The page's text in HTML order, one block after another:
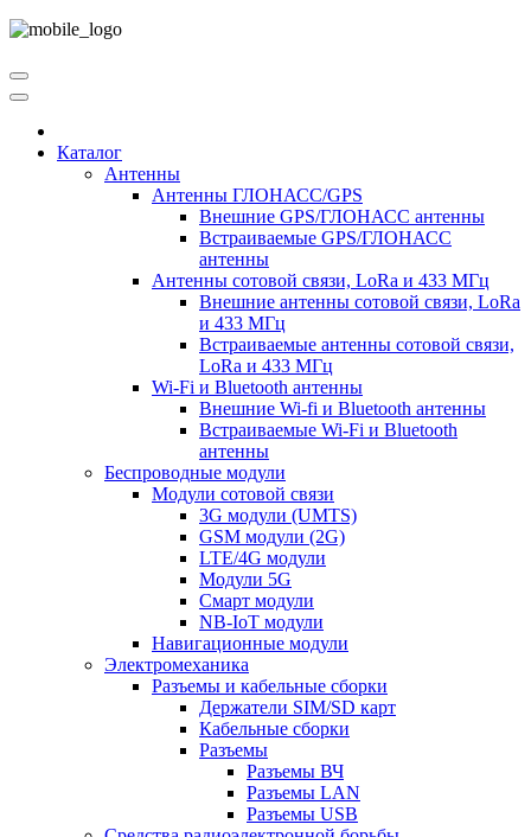
Каталог
Антенны
Антенны ГЛОНАСС/GPS
Внешние GPS/ГЛОНАСС антенны
Встраиваемые GPS/ГЛОНАСС
антенны
Антенны сотовой связи, LoRa и 433 МГц
Внешние антенны сотовой связи, LoRa
и 433 МГц
Встраиваемые антенны сотовой связи,
LoRa и 433 МГц
Wi-Fi и Bluetooth антенны
Внешние Wi-fi и Bluetooth антенны
Встраиваемые Wi-Fi и Bluetooth
антенны
Беспроводные модули
Модули сотовой связи
3G модули (UMTS)
GSM модули (2G)
LTE/4G модули
Модули 5G
Смарт модули
NB-IoT модули
Навигационные модули
Электромеханика
Разъемы и кабельные сборки
Держатели SIM/SD карт
Кабельные сборки
Разъемы
Разъемы ВЧ
Разъемы LAN
Разъемы USB